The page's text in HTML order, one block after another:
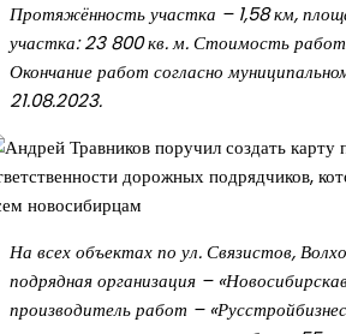
Протяжённость участка – 1,58 км,
участка: 23 800 кв. м. Стоимость работ
Окончание работ согласно
21.08.2023.
На всех объектах по ул. Связистов,
подрядная организация –
производитель работ –